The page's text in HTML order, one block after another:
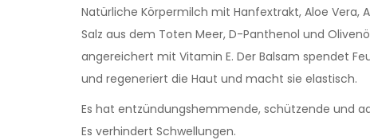
Natürliche Körpermilch mit Hanfextrakt, Aloe Vera,
Salz aus dem Toten Meer, D-Panthenol und
angereichert mit Vitamin E. Der Balsam spendet
und regeneriert die Haut und macht sie elastisch.
Es hat entzündungshemmende, schützende und
Es verhindert Schwellungen.